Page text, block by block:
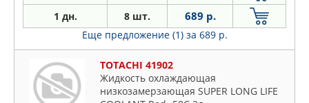
1 дн. 8 шт. 689 р.
Еще предложение (1) за 689 р.
TOTACHI 41902
Жидкость охлаждающая
низкозамерзающая SUPER LONG LIFE